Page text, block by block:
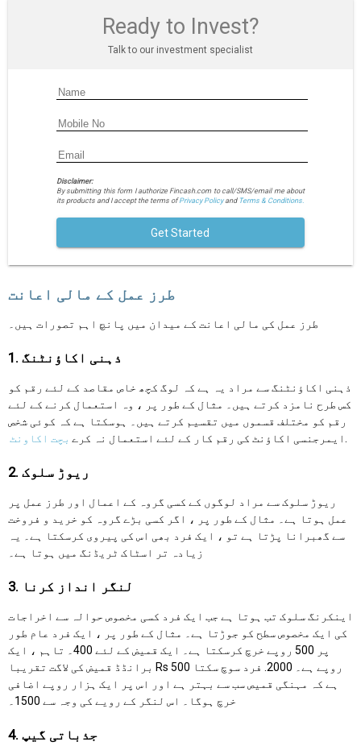
Ready to Invest?
Talk to our investment specialist
Disclaimer:
By submitting this form I authorize Fincash.com to call/SMS/email me about
its products and I accept the terms ofPrivacy Policyand Terms & Conditions.
Get Started
طرز عمل کے مالی اعانت
طرز عمل کی مالی اعانت کے میدان میں پانچ اہم تصورات ہیں۔
1. ذہنی اکاؤنٹنگ
ذہنی اکاؤنٹنگ سے مراد یہ ہے کہ لوگ کچھ خاص مقاصد کے لئے رقم کو
کس طرح نامزد کرتے ہیں۔ مثال کے طور پر ، وہ استعمال کرنے کے لئے
رقم کو مختلف قسموں میں تقسیم کرتے ہیں۔ ہوسکتا ہے کہ کوئی شخص
ایمرجنسی اکاؤنٹ کی رقم کار کے لئے استعمال نہ کرے بچت اکاونٹ
2. ریوڑ سلوک
ریوڑ سلوک سے مراد لوگوں کے کسی گروہ کے اعمال اور طرز عمل پر
عمل ہوتا ہے۔ مثال کے طور پر ، اگر کسی بڑے گروہ کو خرید و فروخت
سے گھبرانا پڑتا ہے تو ، ایک فرد بھی اس کی پیروی کرسکتا ہے۔ یہ
زیادہ تر اسٹاک ٹریڈنگ میں ہوتا ہے۔
3. لنگر انداز کرنا
اینکرنگ سلوک تب ہوتا ہے جب ایک فرد کسی مخصوص حوالہ سے اخراجات
کی ایک مخصوص سطح کو جوڑتا ہے۔ مثال کے طور پر ، ایک فرد عام طور
پر 500 روپے خرچ کرسکتا ہے۔ ایک قمیض کے لئے 400۔ تاہم ، ایک
برانڈڈ قمیض کی لاگت تقریبا Rs 500 روپے ہے۔ 2000. فرد سوچ سکتا
ہے کہ مہنگی قمیص سب سے بہتر ہے اور اس پر ایک ہزار روپے اضافی
خرچ ہوگا۔ اس لنگر کے رویے کی وجہ سے 1500۔
4. جذباتی گیپ